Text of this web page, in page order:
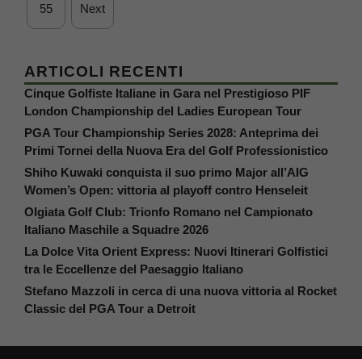
55 Next
ARTICOLI RECENTI
Cinque Golfiste Italiane in Gara nel Prestigioso PIF
London Championship del Ladies European Tour
PGA Tour Championship Series 2028: Anteprima dei
Primi Tornei della Nuova Era del Golf Professionistico
Shiho Kuwaki conquista il suo primo Major all’AIG
Women’s Open: vittoria al playoff contro Henseleit
Olgiata Golf Club: Trionfo Romano nel Campionato
Italiano Maschile a Squadre 2026
La Dolce Vita Orient Express: Nuovi Itinerari Golfistici
tra le Eccellenze del Paesaggio Italiano
Stefano Mazzoli in cerca di una nuova vittoria al Rocket
Classic del PGA Tour a Detroit